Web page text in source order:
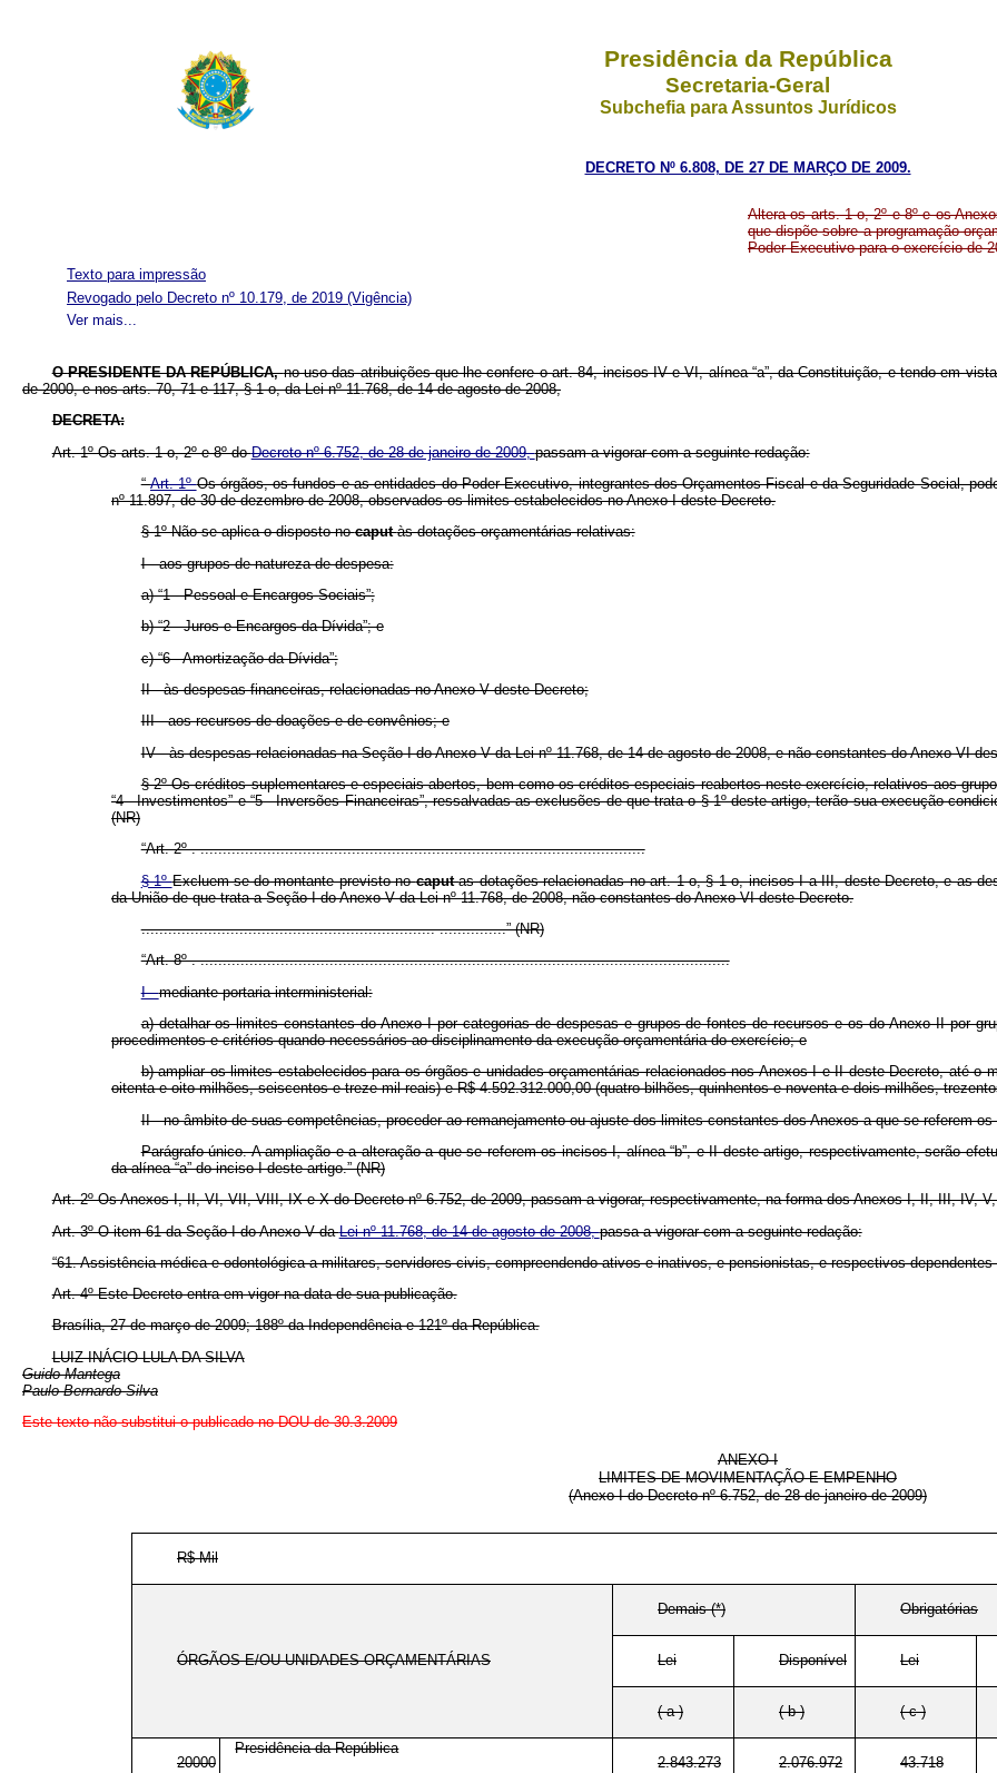
Presidência da República
Secretaria-Geral
Subchefia para Assuntos Jurídicos
DECRETO Nº 6.808, DE 27 DE MARÇO DE 2009.
Altera os arts. 1 o, 2º e 8º e os
que dispõe sobre a programação
Poder Executivo para o exercício de
Texto para impressão
Ver mais...
Revogado pelo Decreto nº 10.179, de 2019 (Vigência)
OPRESIDENTE DA REPÚBLICA,no uso das atribuições que lhe confere o art. 84, incisos IV e VI, alínea “a”, da Constituição, e tendo em
de 2000, e nos arts. 70, 71 e 117, § 1 o, da Lei nº 11.768, de 14 de agosto de 2008,
DECRETA:
Art. 1º Os arts. 1 o, 2º e 8º doDecreto nº 6.752, de 28 de janeiro de 2009,passam a vigorar com a seguinte redação:
“Art. 1ºOs órgãos, os fundos e as entidades do Poder Executivo, integrantes dos Orçamentos Fiscal e da Seguridade Social,
nº 11.897, de 30 de dezembro de 2008, observados os limites estabelecidos no Anexo I deste Decreto.
§ 1º Não se aplica o disposto nocaputàs dotações orçamentárias relativas:
I - aos grupos de natureza de despesa:
a) “1 - Pessoal e Encargos Sociais”;
b) “2 - Juros e Encargos da Dívida”; e
c) “6 - Amortização da Dívida”;
II - às despesas financeiras, relacionadas no Anexo V deste Decreto;
III - aos recursos de doações e de convênios; e
IV - às despesas relacionadas na Seção I do Anexo V da Lei nº 11.768, de 14 de agosto de 2008, e não constantes do Anexo VI
§ 2º Os créditos suplementares e especiais abertos, bem como os créditos especiais reabertos neste exercício, relativos aos
“4 - Investimentos” e “5 - Inversões Financeiras”, ressalvadas as exclusões de que trata o § 1º deste artigo, terão sua execução
(NR)
“Art. 2º . ....................................................................................................
§ 1ºExcluem-se do montante previsto nocaputas dotações relacionadas no art. 1 o, § 1 o, incisos I a III, deste Decreto, e as
da União de que trata a Seção I do Anexo V da Lei nº 11.768, de 2008, não constantes do Anexo VI deste Decreto.
.................................................................. ...............” (NR)
“Art. 8º . .......................................................................................................................
I -mediante portaria interministerial:
a) detalhar os limites constantes do Anexo I por categorias de despesas e grupos de fontes de recursos e os do Anexo II por
procedimentos e critérios quando necessários ao disciplinamento da execução orçamentária do exercício; e
b) ampliar os limites estabelecidos para os órgãos e unidades orçamentárias relacionados nos Anexos I e II deste Decreto, até o
oitenta e oito milhões, seiscentos e treze mil reais) e R$ 4.592.312.000,00 (quatro bilhões, quinhentos e noventa e dois milhões,
II - no âmbito de suas competências, proceder ao remanejamento ou ajuste dos limites constantes dos Anexos a que se referem os
Parágrafo único. A ampliação e a alteração a que se referem os incisos I, alínea “b”, e II deste artigo, respectivamente, serão
da alínea “a” do inciso I deste artigo.” (NR)
Art. 2º Os Anexos I, II, VI, VII, VIII, IX e X do Decreto nº 6.752, de 2009, passam a vigorar, respectivamente, na forma dos Anexos I, II, III, IV,
Art. 3º O item 61 da Seção I do Anexo V daLei nº 11.768, de 14 de agosto de 2008,passa a vigorar com a seguinte redação:
“61. Assistência médica e odontológica a militares, servidores civis, compreendendo ativos e inativos, e pensionistas, e respectivos dependentes
Art. 4º Este Decreto entra em vigor na data de sua publicação.
Brasília, 27 de março de 2009; 188º da Independência e 121º da República.
LUIZ INÁCIO LULA DA SILVA
Guido Mantega
Paulo Bernardo Silva
Este texto não substitui o publicado no DOU de 30.3.2009
ANEXO I
LIMITES DE MOVIMENTAÇÃO E EMPENHO
(Anexo I do Decreto nº 6.752, de 28 de janeiro de 2009)
R$ Mil
ÓRGÃOS E/OU UNIDADES ORÇAMENTÁRIAS
Demais (*) Obrigatórias
Lei Disponível Lei
( a ) ( b ) ( c )
20000
Presidência da República
2.843.273
2.076.972 43.718